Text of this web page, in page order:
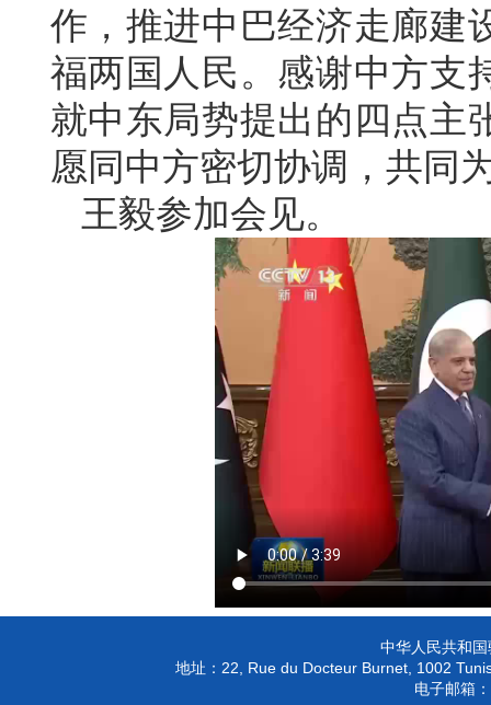
作，推进中巴经济走廊建
福两国人民。感谢中方支
就中东局势提出的四点主
愿同中方密切协调，共同
王毅参加会见。
中华人民共和
地址： 22, Rue du Docteur Burnet, 1002
电子邮箱：